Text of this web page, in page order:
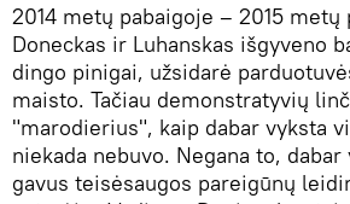
2014 metų pabaigoje – 2015 metų
Doneckas ir Luhanskas išgyveno
dingo pinigai, užsidarė
maisto. Tačiau demonstratyvių
"marodierius", kaip dabar vyksta
niekada nebuvo. Negana to,
gavus teisėsaugos pareigūnų